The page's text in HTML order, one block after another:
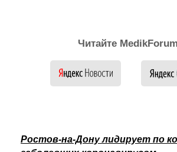
Читайте
Ростов-на-Дону лидирует по